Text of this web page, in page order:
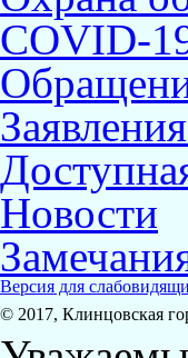
COVID-
Новости
Версия для
© 2017, Клинцовская